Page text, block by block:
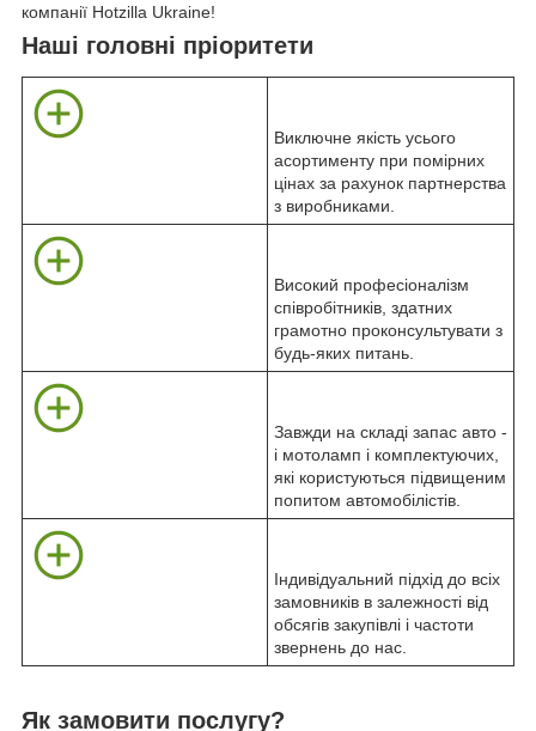
компанії Hotzilla Ukraine!
Наші головні пріоритети
Виключне якість усього
асортименту при помірних
цінах за рахунок партнерства
з виробниками.
Високий професіоналізм
співробітників, здатних
грамотно проконсультувати з
будь-яких питань.
Завжди на складі запас авто -
і мотоламп і комплектуючих,
які користуються підвищеним
попитом автомобілістів.
Індивідуальний підхід до всіх
замовників в залежності від
обсягів закупівлі і частоти
звернень до нас.
Як замовити послугу?